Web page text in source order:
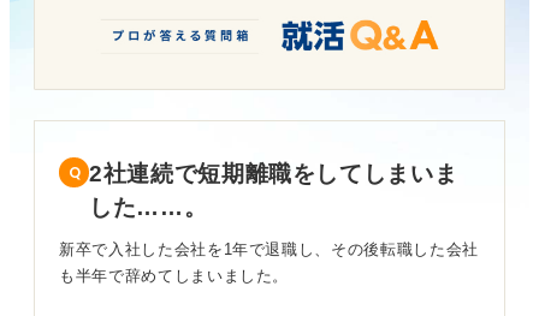
2社連続で短期離職をしてしまいま
した……。
新卒で入社した会社を1年で退職し、その後転職した会社
も半年で辞めてしまいました。